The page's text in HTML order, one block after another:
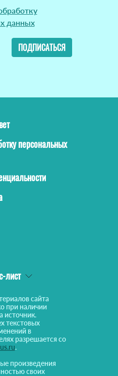
данных
ПОДПИСАТЬСЯ
персональных
лист
сайта
при наличии
источник.
текстовых
в
разрешается со
.
произведения
своих